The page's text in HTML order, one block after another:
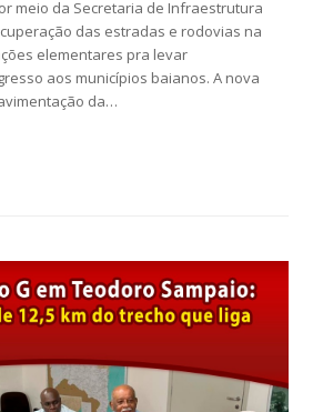
meio da Secretaria de Infraestrutura
das estradas e rodovias na
elementares pra levar
aos municípios baianos. A nova
da…